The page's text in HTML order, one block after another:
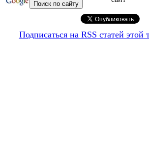
Подписаться на RSS статей этой